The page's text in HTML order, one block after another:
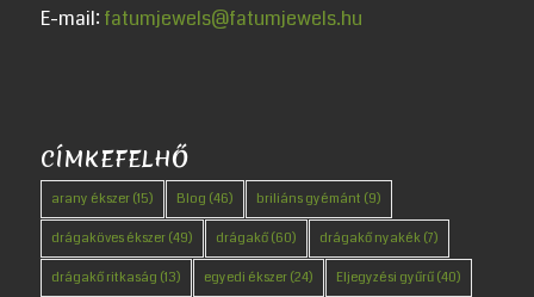
E-mail: fatumjewels@fatumjewels.hu
CÍMKEFELHŐ
arany ékszer(15) Blog (46) briliáns gyémánt (9)
drágaköves ékszer(49) drágakő(60) drágakő nyakék(7)
drágakő ritkaság (13) egyedi ékszer(24) Eljegyzési gyűrű(40)